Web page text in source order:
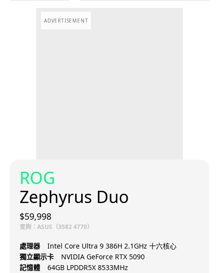
ADVERTISEMENT
ROG
Zephyrus Duo
$59,998
查詢：ASUS（3582 4770）
處理器
Intel Core Ultra 9 386H 2.1GHz 十六核心
獨立顯示卡
NVIDIA GeForce RTX 5090
記憶體
64GB LPDDR5X 8533MHz